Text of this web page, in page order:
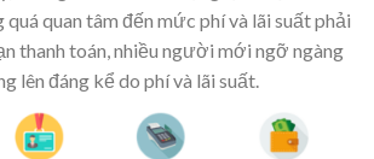
quan tâm đến mức phí và lãi suất phải
thanh toán, nhiều người mới ngỡ ngàng
lên đáng kể do phí và lãi suất.